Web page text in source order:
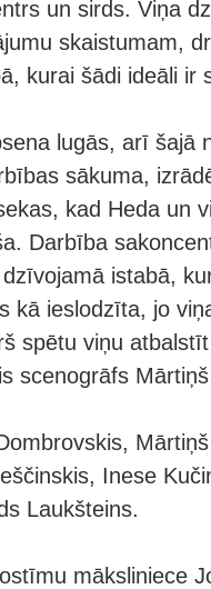
un sirds. Viņa
skaistumam,
kurai šādi ideāli ir
lugās, arī šajā
sākuma,
kad Heda un
Darbība
istabā,
kā ieslodzīta, jo
spētu viņu
scenogrāfs
Inese
Laukšteins.
māksliniece